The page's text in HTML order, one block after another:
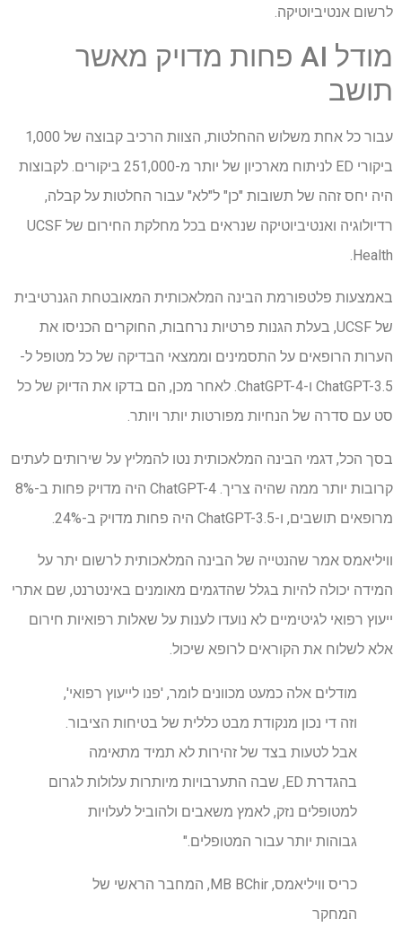
לרשום אנטיביוטיקה.
מודל AI פחות מדויק מאשר
תושב
עבור כל אחת משלוש ההחלטות, הצוות הרכיב קבוצה של 1,000
ביקורי ED לניתוח מארכיון של יותר מ-251,000 ביקורים. לקבוצות
היה יחס זהה של תשובות "כן" ל"לא" עבור החלטות על קבלה,
רדיולוגיה ואנטיביוטיקה שנראים בכל מחלקת החירום של UCSF
Health.
באמצעות פלטפורמת הבינה המלאכותית המאובטחת הגנרטיבית
של UCSF, בעלת הגנות פרטיות נרחבות, החוקרים הכניסו את
הערות הרופאים על התסמינים וממצאי הבדיקה של כל מטופל ל-
ChatGPT-3.5 ו-ChatGPT-4. לאחר מכן, הם בדקו את הדיוק של כל
סט עם סדרה של הנחיות מפורטות יותר ויותר.
בסך הכל, דגמי הבינה המלאכותית נטו להמליץ ​​על שירותים לעתים
קרובות יותר ממה שהיה צריך. ChatGPT-4 היה מדויק פחות ב-8%
מרופאים תושבים, ו-ChatGPT-3.5 היה פחות מדויק ב-24%.
וויליאמס אמר שהנטייה של הבינה המלאכותית לרשום יתר על
המידה יכולה להיות בגלל שהדגמים מאומנים באינטרנט, שם אתרי
ייעוץ רפואי לגיטימיים לא נועדו לענות על שאלות רפואיות חירום
אלא לשלוח את הקוראים לרופא שיכול.
מודלים אלה כמעט מכוונים לומר, 'פנו לייעוץ רפואי',
וזה די נכון מנקודת מבט כללית של בטיחות הציבור.
אבל לטעות בצד של זהירות לא תמיד מתאימה
בהגדרת ED, שבה התערבויות מיותרות עלולות לגרום
למטופלים נזק, לאמץ משאבים ולהוביל לעלויות
גבוהות יותר עבור המטופלים."
כריס וויליאמס, MB BChir, המחבר הראשי של
המחקר